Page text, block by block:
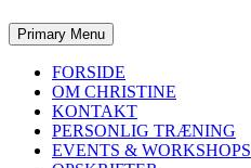
Primary Menu
FORSIDE
OM CHRISTINE
KONTAKT
PERSONLIG TRÆNING
EVENTS & WORKSHOPS